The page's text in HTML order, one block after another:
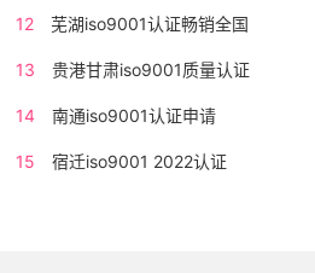
12 芜湖iso9001认证畅销全国
13 贵港甘肃iso9001质量认证
14 南通iso9001认证申请
15 宿迁iso9001 2022认证